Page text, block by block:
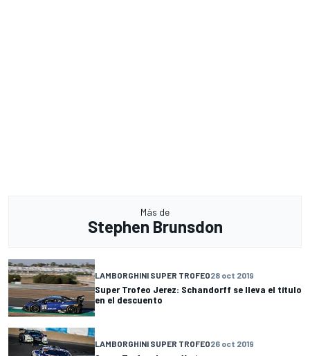
Más de
Stephen Brunsdon
LAMBORGHINI SUPER TROFEO28 oct 2019
Super Trofeo Jerez: Schandorff se lleva el título
en el descuento
LAMBORGHINI SUPER TROFEO26 oct 2019